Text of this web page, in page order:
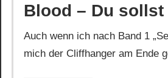
Blood – Du sollst
Auch wenn ich nach Band 1
mich der Cliffhanger am Ende